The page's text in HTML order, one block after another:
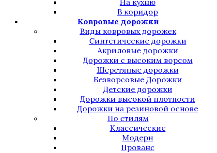
В коридор
Ковровые дорожки
Виды ковровых дорожек
Синтетические дорожки
Акриловые дорожки
Дорожки с высоким ворсом
Шерстяные дорожки
Безворсовые Дорожки
Детские дорожки
Дорожки высокой плотности
Дорожки на резиновой основе
По стилям
Классические
Модерн
Прованс